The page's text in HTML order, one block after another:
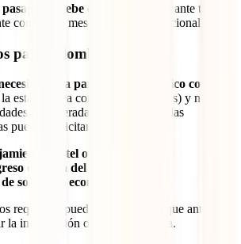
pasaporte debe estar vigente
durante todo el
con varios meses de validez adicional).
para colombianos
visa para viajar a México como
estancia sea corta (hasta 180 días) y no
remuneradas. Sin embargo, las
pueden solicitarte:
(hotel o reserva)
o salida del país
solvencia económica
requisitos pueden cambiar, así que antes de
la información oficial actualizada.